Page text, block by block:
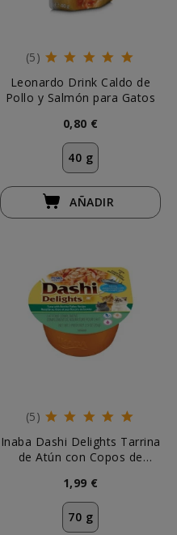
(5)
Leonardo Drink Caldo de
Pollo y Salmón para Gatos
0,80 €
40 g
AÑADIR
(5)
Inaba Dashi Delights Tarrina
de Atún con Copos de
1,99 €
70 g